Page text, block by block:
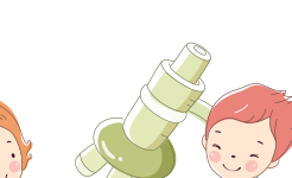
分享系列講
談會」活動
標語播放表
素材
院新聞傳播
服務政策溝
覽表1份（
市立慈文國
年度體育班
司法院辦理